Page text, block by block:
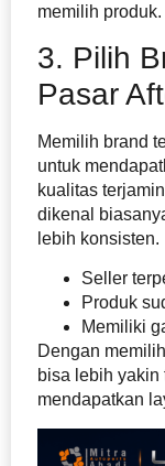
memilih produk.
3. Pilih
Pasar
Memilih brand
untuk
kualitas
dikenal
lebih konsisten.
Seller
Produk
Memiliki
Dengan
bisa lebih
mendapatkan